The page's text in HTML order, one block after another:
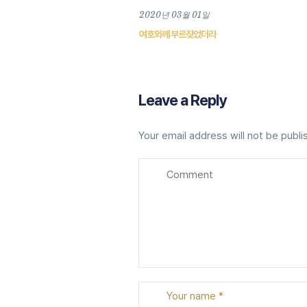
2020년 03월 01일
여호와께 부르짖었더라
Leave a Reply
Your email address will not be